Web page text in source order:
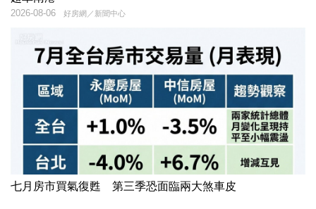
好房網／新聞中心
2026-08-06
七月房市買氣復甦 第三季恐面臨兩大煞車皮